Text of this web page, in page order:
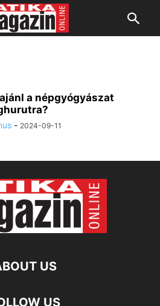
a népgyógyászat
- 2024-09-11
US
US